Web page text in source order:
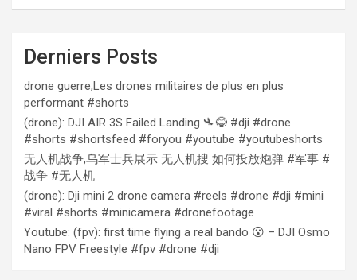
Derniers Posts
drone guerre,Les drones militaires de plus en plus
performant #shorts
(drone): DJI AIR 3S Failed Landing 🛬😂 #dji #drone
#shorts #shortsfeed #foryou #youtube #youtubeshorts
无人机战争,乌军士兵展示 无人机搜 如何投放炮弹 #军事 #
战争 #无人机
(drone): Dji mini 2 drone camera #reels #drone #dji #mini
#viral #shorts #minicamera #dronefootage
Youtube: (fpv): first time flying a real bando 😮 – DJI Osmo
Nano FPV Freestyle #fpv #drone #dji